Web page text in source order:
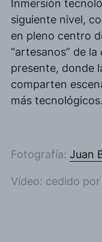
Inmersión
siguiente nivel,
en pleno centro
“artesanos” de la
presente, donde
comparten
más tecnológicos.
Fotografía: Juan
Vídeo: cedido por